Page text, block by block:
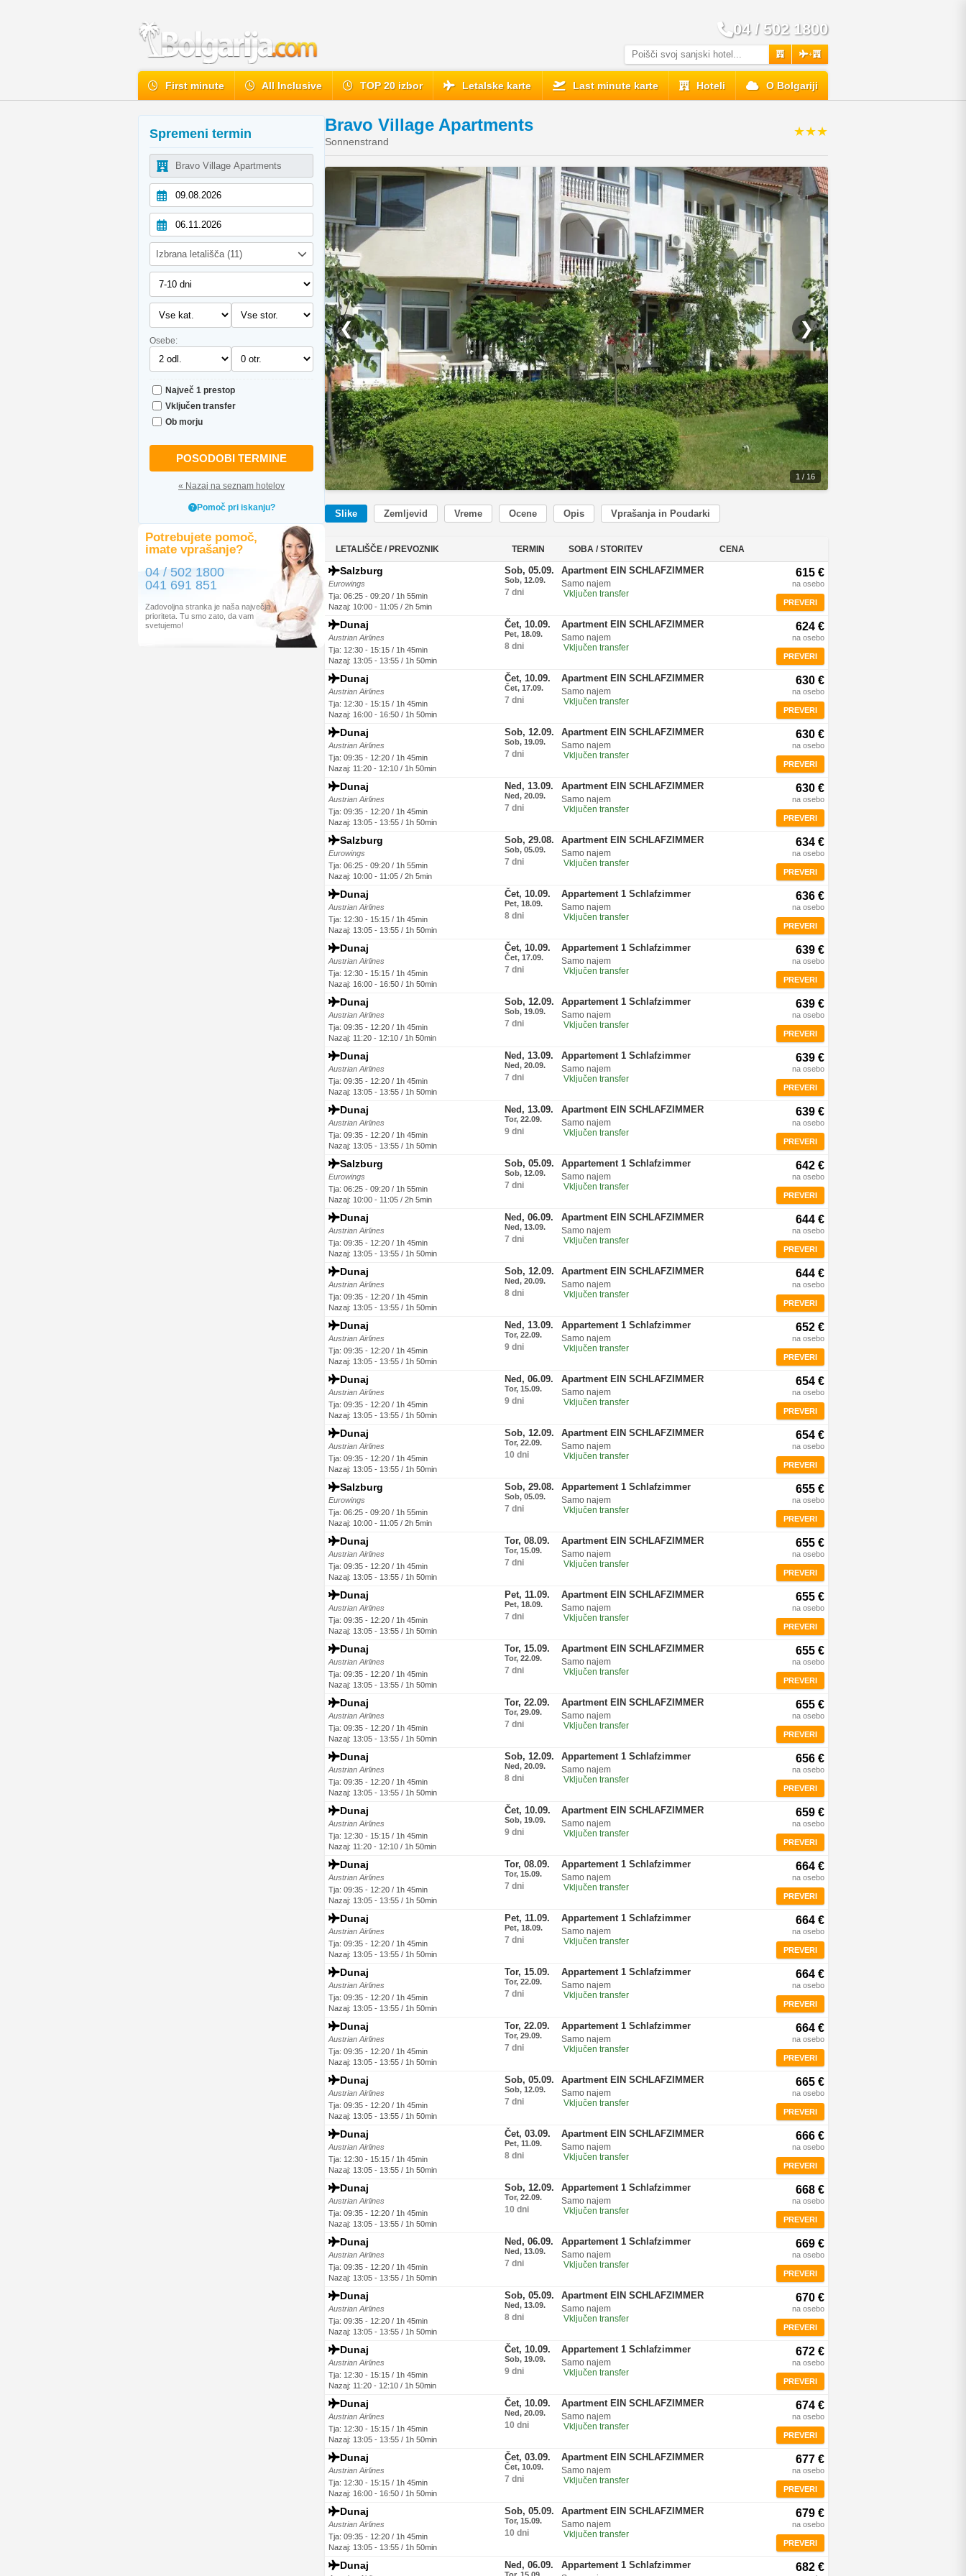
04 / 502 1800
+
First minute All Inclusive TOP 20 izbor Letalske karte Last minute karte Hoteli O Bolgariji
Spremeni termin
Izbrana letališča (11)
Osebe:
Največ 1 prestop
Vključen transfer
Ob morju
POSODOBI TERMINE
« Nazaj na seznam hotelov
Pomoč pri iskanju?
Potrebujete pomoč,
imate vprašanje?
04 / 502 1800
041 691 851
Zadovoljna stranka je naša največja
prioriteta. Tu smo zato, da vam
svetujemo!
Bravo Village Apartments
Sonnenstrand
★★★
❮ ❯
1 / 16
Slike Zemljevid Vreme Ocene Opis Vprašanja in Poudarki
LETALIŠČE / PREVOZNIK TERMIN SOBA / STORITEV CENA
Salzburg
Eurowings
Tja: 06:25 - 09:20 / 1h 55min
Nazaj: 10:00 - 11:05 / 2h 5min
Sob, 05.09.
Sob, 12.09.
7 dni
Apartment EIN SCHLAFZIMMER
Samo najem
Vključen transfer
615 €
na osebo
PREVERI
Dunaj
Austrian Airlines
Tja: 12:30 - 15:15 / 1h 45min
Nazaj: 13:05 - 13:55 / 1h 50min
Čet, 10.09.
Pet, 18.09.
8 dni
Apartment EIN SCHLAFZIMMER
Samo najem
Vključen transfer
624 €
na osebo
PREVERI
Dunaj
Austrian Airlines
Tja: 12:30 - 15:15 / 1h 45min
Nazaj: 16:00 - 16:50 / 1h 50min
Čet, 10.09.
Čet, 17.09.
7 dni
Apartment EIN SCHLAFZIMMER
Samo najem
Vključen transfer
630 €
na osebo
PREVERI
Dunaj
Austrian Airlines
Tja: 09:35 - 12:20 / 1h 45min
Nazaj: 11:20 - 12:10 / 1h 50min
Sob, 12.09.
Sob, 19.09.
7 dni
Apartment EIN SCHLAFZIMMER
Samo najem
Vključen transfer
630 €
na osebo
PREVERI
Dunaj
Austrian Airlines
Tja: 09:35 - 12:20 / 1h 45min
Nazaj: 13:05 - 13:55 / 1h 50min
Ned, 13.09.
Ned, 20.09.
7 dni
Apartment EIN SCHLAFZIMMER
Samo najem
Vključen transfer
630 €
na osebo
PREVERI
Salzburg
Eurowings
Tja: 06:25 - 09:20 / 1h 55min
Nazaj: 10:00 - 11:05 / 2h 5min
Sob, 29.08.
Sob, 05.09.
7 dni
Apartment EIN SCHLAFZIMMER
Samo najem
Vključen transfer
634 €
na osebo
PREVERI
Dunaj
Austrian Airlines
Tja: 12:30 - 15:15 / 1h 45min
Nazaj: 13:05 - 13:55 / 1h 50min
Čet, 10.09.
Pet, 18.09.
8 dni
Appartement 1 Schlafzimmer
Samo najem
Vključen transfer
636 €
na osebo
PREVERI
Dunaj
Austrian Airlines
Tja: 12:30 - 15:15 / 1h 45min
Nazaj: 16:00 - 16:50 / 1h 50min
Čet, 10.09.
Čet, 17.09.
7 dni
Appartement 1 Schlafzimmer
Samo najem
Vključen transfer
639 €
na osebo
PREVERI
Dunaj
Austrian Airlines
Tja: 09:35 - 12:20 / 1h 45min
Nazaj: 11:20 - 12:10 / 1h 50min
Sob, 12.09.
Sob, 19.09.
7 dni
Appartement 1 Schlafzimmer
Samo najem
Vključen transfer
639 €
na osebo
PREVERI
Dunaj
Austrian Airlines
Tja: 09:35 - 12:20 / 1h 45min
Nazaj: 13:05 - 13:55 / 1h 50min
Ned, 13.09.
Ned, 20.09.
7 dni
Appartement 1 Schlafzimmer
Samo najem
Vključen transfer
639 €
na osebo
PREVERI
Dunaj
Austrian Airlines
Tja: 09:35 - 12:20 / 1h 45min
Nazaj: 13:05 - 13:55 / 1h 50min
Ned, 13.09.
Tor, 22.09.
9 dni
Apartment EIN SCHLAFZIMMER
Samo najem
Vključen transfer
639 €
na osebo
PREVERI
Salzburg
Eurowings
Tja: 06:25 - 09:20 / 1h 55min
Nazaj: 10:00 - 11:05 / 2h 5min
Sob, 05.09.
Sob, 12.09.
7 dni
Appartement 1 Schlafzimmer
Samo najem
Vključen transfer
642 €
na osebo
PREVERI
Dunaj
Austrian Airlines
Tja: 09:35 - 12:20 / 1h 45min
Nazaj: 13:05 - 13:55 / 1h 50min
Ned, 06.09.
Ned, 13.09.
7 dni
Apartment EIN SCHLAFZIMMER
Samo najem
Vključen transfer
644 €
na osebo
PREVERI
Dunaj
Austrian Airlines
Tja: 09:35 - 12:20 / 1h 45min
Nazaj: 13:05 - 13:55 / 1h 50min
Sob, 12.09.
Ned, 20.09.
8 dni
Apartment EIN SCHLAFZIMMER
Samo najem
Vključen transfer
644 €
na osebo
PREVERI
Dunaj
Austrian Airlines
Tja: 09:35 - 12:20 / 1h 45min
Nazaj: 13:05 - 13:55 / 1h 50min
Ned, 13.09.
Tor, 22.09.
9 dni
Appartement 1 Schlafzimmer
Samo najem
Vključen transfer
652 €
na osebo
PREVERI
Dunaj
Austrian Airlines
Tja: 09:35 - 12:20 / 1h 45min
Nazaj: 13:05 - 13:55 / 1h 50min
Ned, 06.09.
Tor, 15.09.
9 dni
Apartment EIN SCHLAFZIMMER
Samo najem
Vključen transfer
654 €
na osebo
PREVERI
Dunaj
Austrian Airlines
Tja: 09:35 - 12:20 / 1h 45min
Nazaj: 13:05 - 13:55 / 1h 50min
Sob, 12.09.
Tor, 22.09.
10 dni
Apartment EIN SCHLAFZIMMER
Samo najem
Vključen transfer
654 €
na osebo
PREVERI
Salzburg
Eurowings
Tja: 06:25 - 09:20 / 1h 55min
Nazaj: 10:00 - 11:05 / 2h 5min
Sob, 29.08.
Sob, 05.09.
7 dni
Appartement 1 Schlafzimmer
Samo najem
Vključen transfer
655 €
na osebo
PREVERI
Dunaj
Austrian Airlines
Tja: 09:35 - 12:20 / 1h 45min
Nazaj: 13:05 - 13:55 / 1h 50min
Tor, 08.09.
Tor, 15.09.
7 dni
Apartment EIN SCHLAFZIMMER
Samo najem
Vključen transfer
655 €
na osebo
PREVERI
Dunaj
Austrian Airlines
Tja: 09:35 - 12:20 / 1h 45min
Nazaj: 13:05 - 13:55 / 1h 50min
Pet, 11.09.
Pet, 18.09.
7 dni
Apartment EIN SCHLAFZIMMER
Samo najem
Vključen transfer
655 €
na osebo
PREVERI
Dunaj
Austrian Airlines
Tja: 09:35 - 12:20 / 1h 45min
Nazaj: 13:05 - 13:55 / 1h 50min
Tor, 15.09.
Tor, 22.09.
7 dni
Apartment EIN SCHLAFZIMMER
Samo najem
Vključen transfer
655 €
na osebo
PREVERI
Dunaj
Austrian Airlines
Tja: 09:35 - 12:20 / 1h 45min
Nazaj: 13:05 - 13:55 / 1h 50min
Tor, 22.09.
Tor, 29.09.
7 dni
Apartment EIN SCHLAFZIMMER
Samo najem
Vključen transfer
655 €
na osebo
PREVERI
Dunaj
Austrian Airlines
Tja: 09:35 - 12:20 / 1h 45min
Nazaj: 13:05 - 13:55 / 1h 50min
Sob, 12.09.
Ned, 20.09.
8 dni
Appartement 1 Schlafzimmer
Samo najem
Vključen transfer
656 €
na osebo
PREVERI
Dunaj
Austrian Airlines
Tja: 12:30 - 15:15 / 1h 45min
Nazaj: 11:20 - 12:10 / 1h 50min
Čet, 10.09.
Sob, 19.09.
9 dni
Apartment EIN SCHLAFZIMMER
Samo najem
Vključen transfer
659 €
na osebo
PREVERI
Dunaj
Austrian Airlines
Tja: 09:35 - 12:20 / 1h 45min
Nazaj: 13:05 - 13:55 / 1h 50min
Tor, 08.09.
Tor, 15.09.
7 dni
Appartement 1 Schlafzimmer
Samo najem
Vključen transfer
664 €
na osebo
PREVERI
Dunaj
Austrian Airlines
Tja: 09:35 - 12:20 / 1h 45min
Nazaj: 13:05 - 13:55 / 1h 50min
Pet, 11.09.
Pet, 18.09.
7 dni
Appartement 1 Schlafzimmer
Samo najem
Vključen transfer
664 €
na osebo
PREVERI
Dunaj
Austrian Airlines
Tja: 09:35 - 12:20 / 1h 45min
Nazaj: 13:05 - 13:55 / 1h 50min
Tor, 15.09.
Tor, 22.09.
7 dni
Appartement 1 Schlafzimmer
Samo najem
Vključen transfer
664 €
na osebo
PREVERI
Dunaj
Austrian Airlines
Tja: 09:35 - 12:20 / 1h 45min
Nazaj: 13:05 - 13:55 / 1h 50min
Tor, 22.09.
Tor, 29.09.
7 dni
Appartement 1 Schlafzimmer
Samo najem
Vključen transfer
664 €
na osebo
PREVERI
Dunaj
Austrian Airlines
Tja: 09:35 - 12:20 / 1h 45min
Nazaj: 13:05 - 13:55 / 1h 50min
Sob, 05.09.
Sob, 12.09.
7 dni
Apartment EIN SCHLAFZIMMER
Samo najem
Vključen transfer
665 €
na osebo
PREVERI
Dunaj
Austrian Airlines
Tja: 12:30 - 15:15 / 1h 45min
Nazaj: 13:05 - 13:55 / 1h 50min
Čet, 03.09.
Pet, 11.09.
8 dni
Apartment EIN SCHLAFZIMMER
Samo najem
Vključen transfer
666 €
na osebo
PREVERI
Dunaj
Austrian Airlines
Tja: 09:35 - 12:20 / 1h 45min
Nazaj: 13:05 - 13:55 / 1h 50min
Sob, 12.09.
Tor, 22.09.
10 dni
Appartement 1 Schlafzimmer
Samo najem
Vključen transfer
668 €
na osebo
PREVERI
Dunaj
Austrian Airlines
Tja: 09:35 - 12:20 / 1h 45min
Nazaj: 13:05 - 13:55 / 1h 50min
Ned, 06.09.
Ned, 13.09.
7 dni
Appartement 1 Schlafzimmer
Samo najem
Vključen transfer
669 €
na osebo
PREVERI
Dunaj
Austrian Airlines
Tja: 09:35 - 12:20 / 1h 45min
Nazaj: 13:05 - 13:55 / 1h 50min
Sob, 05.09.
Ned, 13.09.
8 dni
Apartment EIN SCHLAFZIMMER
Samo najem
Vključen transfer
670 €
na osebo
PREVERI
Dunaj
Austrian Airlines
Tja: 12:30 - 15:15 / 1h 45min
Nazaj: 11:20 - 12:10 / 1h 50min
Čet, 10.09.
Sob, 19.09.
9 dni
Appartement 1 Schlafzimmer
Samo najem
Vključen transfer
672 €
na osebo
PREVERI
Dunaj
Austrian Airlines
Tja: 12:30 - 15:15 / 1h 45min
Nazaj: 13:05 - 13:55 / 1h 50min
Čet, 10.09.
Ned, 20.09.
10 dni
Apartment EIN SCHLAFZIMMER
Samo najem
Vključen transfer
674 €
na osebo
PREVERI
Dunaj
Austrian Airlines
Tja: 12:30 - 15:15 / 1h 45min
Nazaj: 16:00 - 16:50 / 1h 50min
Čet, 03.09.
Čet, 10.09.
7 dni
Apartment EIN SCHLAFZIMMER
Samo najem
Vključen transfer
677 €
na osebo
PREVERI
Dunaj
Austrian Airlines
Tja: 09:35 - 12:20 / 1h 45min
Nazaj: 13:05 - 13:55 / 1h 50min
Sob, 05.09.
Tor, 15.09.
10 dni
Apartment EIN SCHLAFZIMMER
Samo najem
Vključen transfer
679 €
na osebo
PREVERI
Dunaj Ned, 06.09. Appartement 1 Schlafzimmer 682 €